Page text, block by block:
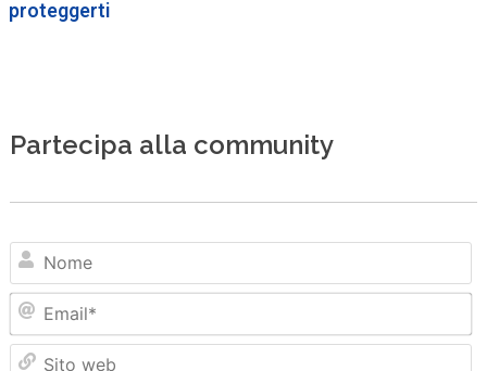
proteggerti
Partecipa alla community